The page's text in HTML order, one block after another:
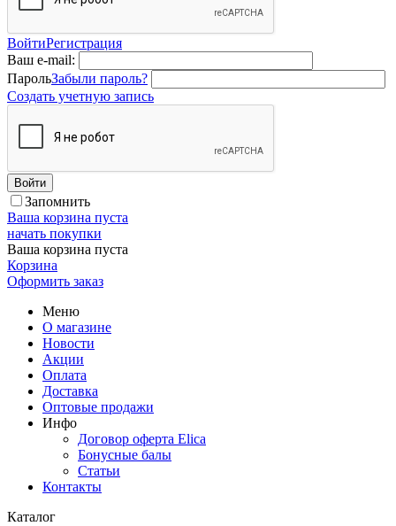
ВойтиРегистрация
Ваш e-mail:
ПарольЗабыли пароль?
Создать учетную запись
Войти
Запомнить
Ваша корзина пуста
начать покупки
Ваша корзина пуста
Корзина
Оформить заказ
Меню
О магазине
Новости
Акции
Оплата
Доставка
Оптовые продажи
Инфо
Договор оферта Elica
Бонусные балы
Статьи
Контакты
Каталог